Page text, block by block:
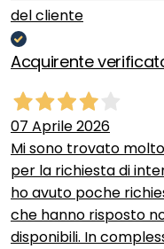
del cliente
Acquirente
07 Aprile 2026
Mi sono trovato
per la richiesta di
ho avuto poche
che hanno risposto
disponibili. In